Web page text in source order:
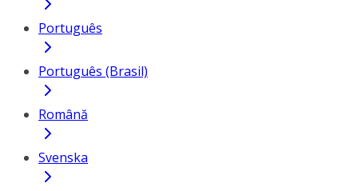
Português
Português (Brasil)
Română
Svenska